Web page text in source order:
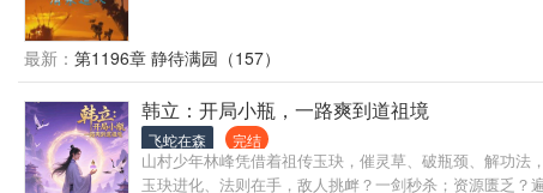
最新： 第1196章 静待满园（157）
韩立：开局小瓶，一路爽到道祖境
飞蛇在森 完结
山村少年林峰凭借着祖传玉玦，催灵草、破瓶颈、解功法
玉玦进化、法则在手，敌人挑衅？一剑秒杀；资源匮乏